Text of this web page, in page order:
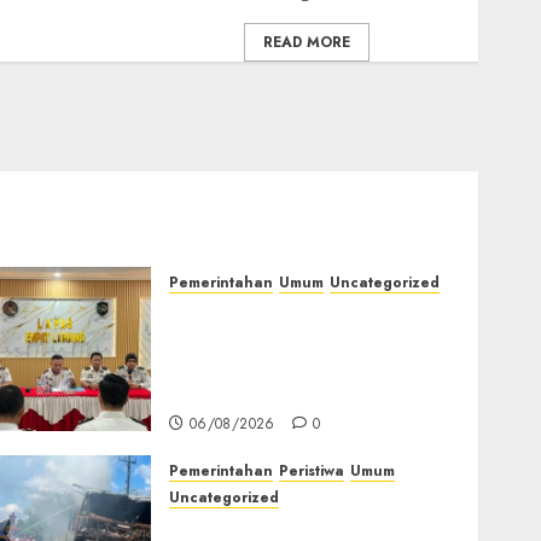
READ MORE
Pemerintahan Umum Uncategorized
06/08/2026 0
Pemerintahan Peristiwa Umum
Uncategorized